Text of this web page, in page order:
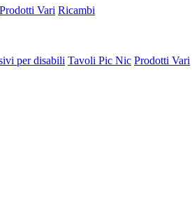
Prodotti Vari Ricambi
per disabili Tavoli Pic Nic Prodotti Vari